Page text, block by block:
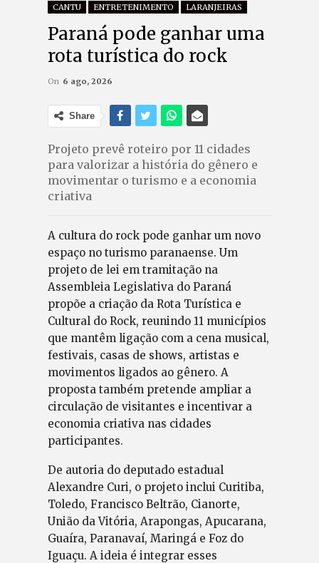
CANTU ENTRETENIMENTO LARANJEIRAS
Paraná pode ganhar uma
rota turística do rock
On 6 ago, 2026
Share
Projeto prevê roteiro por 11 cidades
para valorizar a história do gênero e
movimentar o turismo e a economia
criativa
A cultura do rock pode ganhar um novo
espaço no turismo paranaense. Um
projeto de lei em tramitação na
Assembleia Legislativa do Paraná
propõe a criação da Rota Turística e
Cultural do Rock, reunindo 11 municípios
que mantêm ligação com a cena musical,
festivais, casas de shows, artistas e
movimentos ligados ao gênero. A
proposta também pretende ampliar a
circulação de visitantes e incentivar a
economia criativa nas cidades
participantes.
De autoria do deputado estadual
Alexandre Curi, o projeto inclui Curitiba,
Toledo, Francisco Beltrão, Cianorte,
União da Vitória, Arapongas, Apucarana,
Guaíra, Paranavaí, Maringá e Foz do
Iguaçu. A ideia é integrar esses